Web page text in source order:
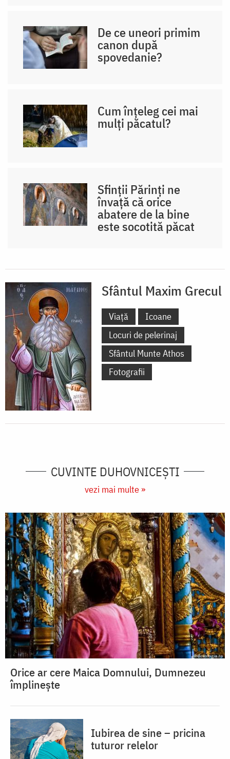
De ce uneori primim
canon după
spovedanie?
Cum înțeleg cei mai
mulți păcatul?
Sfinții Părinți ne
învață că orice
abatere de la bine
este socotită păcat
Sfântul Maxim Grecul
Viață
Icoane
Locuri de pelerinaj
Sfântul Munte Athos
Fotografii
CUVINTE DUHOVNICEȘTI
vezi mai multe »
Orice ar cere Maica Domnului, Dumnezeu
împlinește
Iubirea de sine – pricina
tuturor relelor